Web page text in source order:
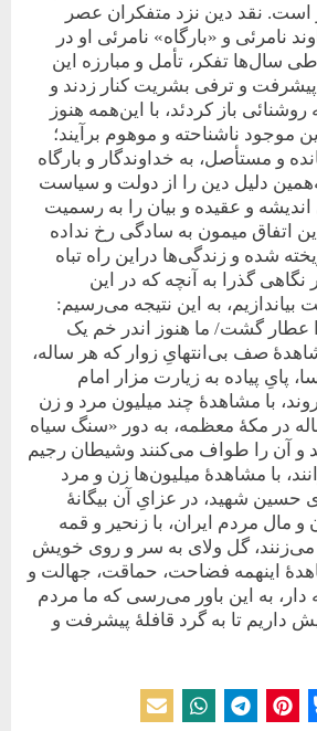
نقد دین نزد متفکران عصر
نامرئی و «بارگاه» نامرئی او در
سال‌ها تفکر، تأمل و مبارزه این
و ترفی بشریت کنار زدند و
باز کردئد، با این‌همه‌ هنوز
موجود ناشناحته و موهوم برآیند؛
و مستأصل، به خداوندگار و بارگاه
به‌همین دلیل دین را از دولت و سیاست
اندیشه و عقیده و بیان را به رسمیت
اتفاق میمون به سادگی رخ نداده
شده و زندگی‌ها دراین راه تباه
گذرا به آنچه که در این
به این نتیجه می‌رسیم:
گشت/ ما هنوز اندر خم یک
صف بی‌انتهایِ زوار که هر ساله،
پایِ پیاده به زیارت مزار امام
با مشاهدۀ چند میلیون مرد و زن
در مکۀ معظمه، به دور «سنگ سیاه
آن را طواف می‌کنند و‌شیطان رجیم
با مشاهدۀ میلیون‌ها زن و مرد
حسین شهید، در عزایِ آن بیگانۀ
مال مردم ایران، با زنحیر و قمه
می‌زنند، گل و‌لای به سر و روی خویش
اینهمه فضاحت، حماقت، جهالت و
دار، به این باور می‌رسی که ما مردم
داریم تا به گرد قافلۀ پیشرفت و